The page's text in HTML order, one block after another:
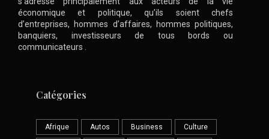
économique et politique, qu’ils soient chefs
d’entreprises, hommes d’affaires, hommes politiques,
banquiers, investisseurs de tous bords ou
communicateurs .
Catégories
Afrique Autos Business Culture